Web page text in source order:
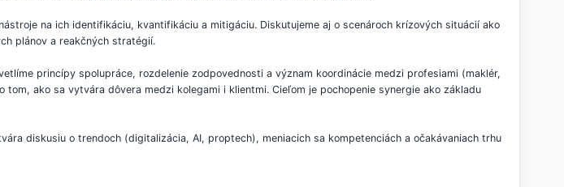
na ich identifikáciu, kvantifikáciu a mitigáciu. Diskutujeme aj o scenároch krízových situácií ako
plánov a reakčných stratégií.
princípy spolupráce, rozdelenie zodpovednosti a význam koordinácie medzi profesiami (maklér,
ako sa vytvára dôvera medzi kolegami i klientmi. Cieľom je pochopenie synergie ako základu
diskusiu o trendoch (digitalizácia, AI, proptech), meniacich sa kompetenciách a očakávaniach trhu